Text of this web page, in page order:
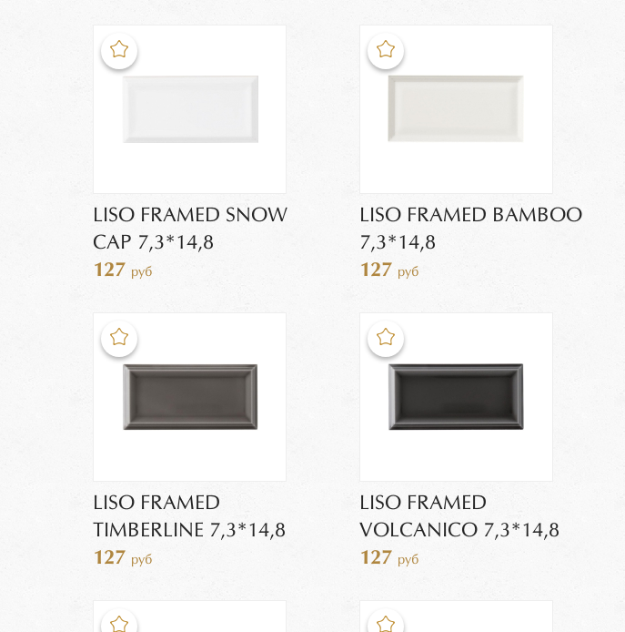
LISO FRAMED SNOW
CAP 7,3*14,8
127 руб
LISO FRAMED BAMBOO
7,3*14,8
127 руб
LISO FRAMED
TIMBERLINE 7,3*14,8
127 руб
LISO FRAMED
VOLCANICO 7,3*14,8
127 руб